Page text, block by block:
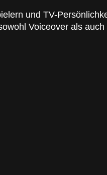
und TV-
Voiceover als